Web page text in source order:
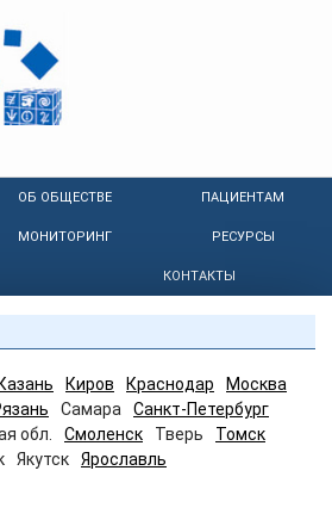
ОБ ОБЩЕСТВЕ ПАЦИЕНТАМ
МОНИТОРИНГ РЕСУРСЫ
КОНТАКТЫ
Казань Киров Краснодар
Москва
Самара
Санкт-Петербург
обл. Смоленск Тверь
Томск
Якутск Ярославль